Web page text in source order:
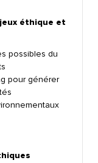
éthique et
possibles du
pour générer